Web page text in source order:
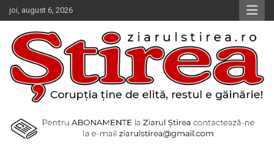
Skip
to
content
joi, august 6, 2026
Ziarul Știrea